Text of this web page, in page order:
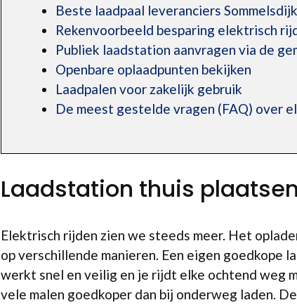
Beste laadpaal leveranciers
Rekenvoorbeeld besparing elektrisch
Publiek laadstation aanvragen via de
Openbare oplaadpunten bekijken
Laadpalen voor zakelijk gebruik
De meest gestelde vragen (FAQ) over
Laadstation thuis
Elektrisch rijden zien we steeds meer. Het
op verschillende manieren. Een eigen goedkope
werkt snel en veilig en je rijdt elke ochtend weg
vele malen goedkoper dan bij onderweg laden.